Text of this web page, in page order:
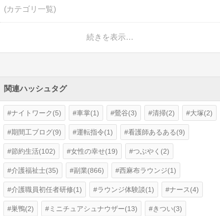
(カテゴリ一覧)
続きを表示…
関連ハッシュタグ
ナイトワーク(5) 車掌(1) 鶯谷(3) 清掃(2) 大塚(2)
期間工ブログ(9) 運転指令(1) 看護師あるある(9)
節約生活(102) 女性の幸せ(19) つぶやく(2)
介護福祉士(35) 副業(866) 西麻布ラウンジ(1)
介護職員初任者研修(1) ラウンジ体験談(1) ナース(4)
巣鴨(2) ミニチュアシュナウザー(13) きつい(3)